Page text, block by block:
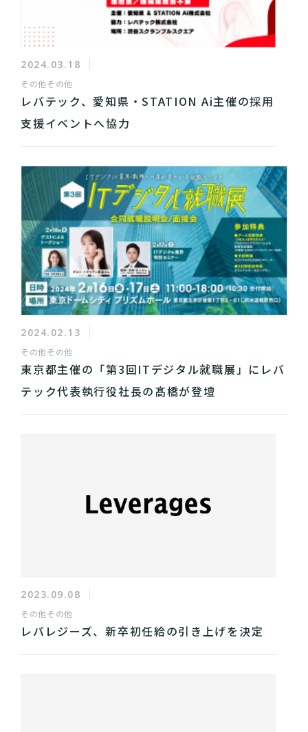
2024.03.18
その他その他
レバテック、愛知県・STATION Ai主催の採用
支援イベントへ協力
2024.02.13
その他その他
東京都主催の「第3回ITデジタル就職展」にレバ
テック代表執行役社長の髙橋が登壇
2023.09.08
その他その他
レバレジーズ、新卒初任給の引き上げを決定